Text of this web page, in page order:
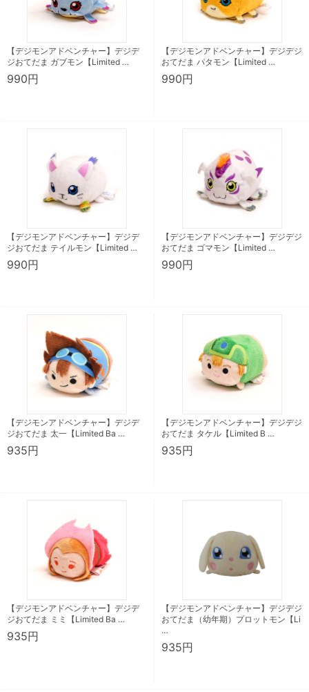
【デジモンアドベンチャー】デジデ
ジおてだま ガブモン【Limited …
990円
【デジモンアドベンチャー】デジデジ
おてだま パタモン【Limited …
990円
【デジモンアドベンチャー】デジデ
ジおてだま テイルモン【Limited …
990円
【デジモンアドベンチャー】デジデジ
おてだま ゴマモン【Limited …
990円
【デジモンアドベンチャー】デジデ
ジおてだま 太一【Limited Ba …
935円
【デジモンアドベンチャー】デジデジ
おてだま タケル【Limited B …
935円
【デジモンアドベンチャー】デジデ
ジおてだま ミミ【Limited Ba …
935円
【デジモンアドベンチャー】デジデジ
おてだま（幼年期）プロットモン【Li
…
935円